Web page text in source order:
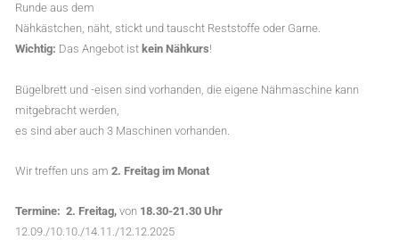
Runde aus dem
Nähkästchen, näht, stickt und tauscht Reststoffe oder Garne.
Wichtig: Das Angebot ist kein Nähkurs!
Bügelbrett und -eisen sind vorhanden, die eigene Nähmaschine kann
mitgebracht werden,
es sind aber auch 3 Maschinen vorhanden.
Wir treffen uns am 2. Freitag im Monat
Termine: 2. Freitag, von 18.30-21.30 Uhr
12.09./10.10./14.11./12.12.2025